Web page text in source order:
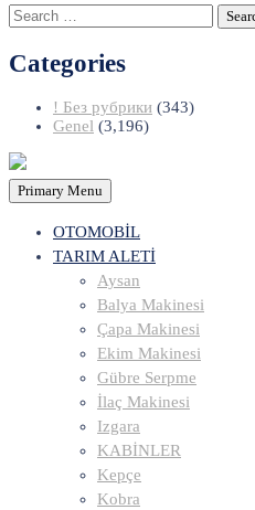
Search
for:
Categories
! Без рубрики (343)
Genel (3,196)
Primary Menu
OTOMOBİL
TARIM ALETİ
Aysan
Balya Makinesi
Çapa Makinesi
Ekim Makinesi
Gübre Serpme
İlaç Makinesi
Izgara
KABİNLER
Kepçe
Kobra